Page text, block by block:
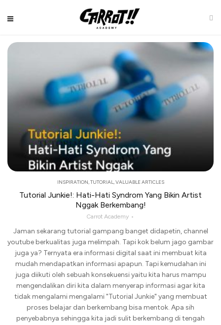
INSPIRATION,TUTORIAL,VALUABLE ARTICLES
Tutorial Junkie!: Hati-Hati Syndrom Yang Bikin Artist
Nggak Berkembang!
Carrot Academy
Jaman sekarang tutorial gampang banget didapetin, channel
youtube berkualitas juga melimpah. Tapi kok belum jago gambar
juga ya? Ternyata era informasi digital saat ini membuat kita
mudah mendapatkan informasi apapun. Tapi kemudahan ini
juga diikuti oleh sebuah konsekuensi yaitu kita harus mampu
mengendalikan diri kita dalam menyerap informasi agar kita
tidak mengalami mengalami "Tutorial Junkie" yang membuat
proses belajar dan berkembang bisa mentok. Apa sih
penyebabnya sehingga kita jadi sulit berkembang di tengah